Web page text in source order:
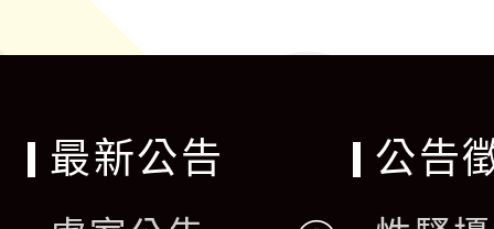
最新公告 公告